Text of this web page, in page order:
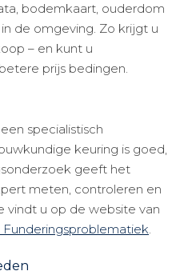
bodemkaart, ouderdom
de omgeving. Zo krijgt u
– en kunt u
prijs bedingen.
specialistisch
keuring is goed,
geeft het
meten, controleren en
vindt u op de website van